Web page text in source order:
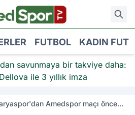
FUTBOL KADIN
savunmaya bir takviye daha:
ile 3 yıllık imza
Amedspor maçı öncesi